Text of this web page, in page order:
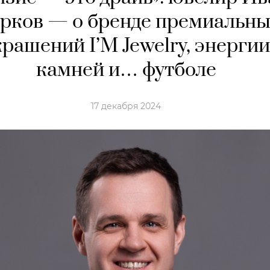
— о бренде
I’M Jewelry, энергии
камней и… футболе
17 декабря 2024